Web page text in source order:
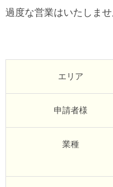
過度な営業はいたしま
エリア
申請者様
業種